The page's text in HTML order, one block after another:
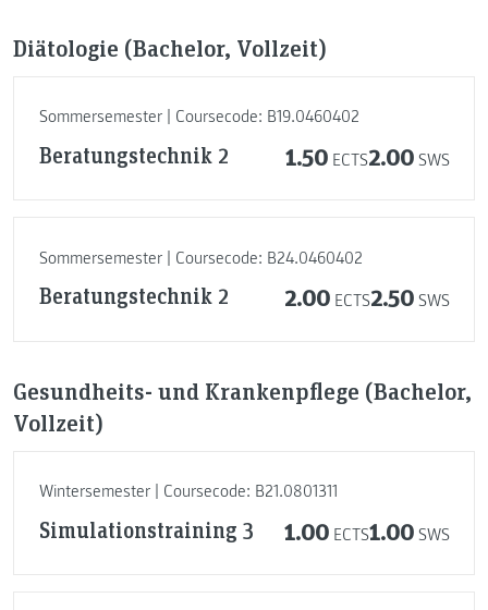
Diätologie (Bachelor, Vollzeit)
Sommersemester | Coursecode: B19.0460402
Beratungstechnik 2 1.50 ECTS2.00 SWS
Sommersemester | Coursecode: B24.0460402
Beratungstechnik 2 2.00 ECTS2.50 SWS
Gesundheits- und Krankenpflege (Bachelor,
Vollzeit)
Wintersemester | Coursecode: B21.0801311
Simulationstraining 3 1.00 ECTS1.00 SWS